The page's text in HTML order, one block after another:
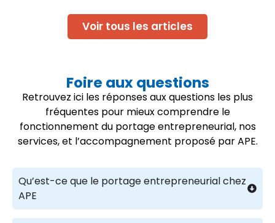
Voir tous les articles
Foire aux questions
Retrouvez ici les réponses aux questions les plus
fréquentes pour mieux comprendre le
fonctionnement du portage entrepreneurial, nos
services, et l’accompagnement proposé par APE.
Qu’est-ce que le portage entrepreneurial chez
APE